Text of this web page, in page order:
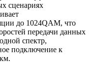
сценариях
до 1024QAM, что
передачи данных
спектр,
подключение к